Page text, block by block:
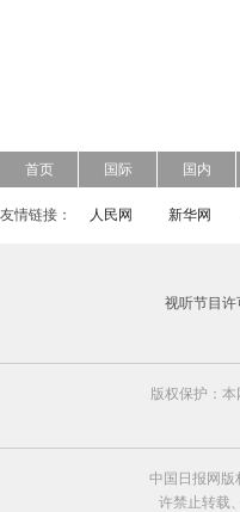
首页 国际 国内
友情链接： 人民网 新华网
视听节目
版权保护：
中国日报网版
许禁止转载